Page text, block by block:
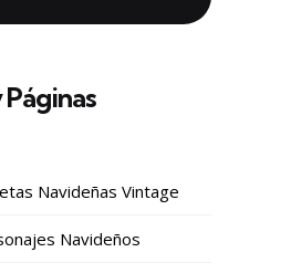
Navideñas Vintage
Navideños